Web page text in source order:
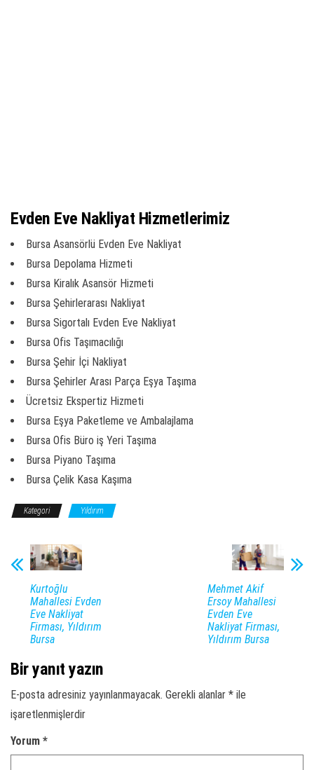
Evden Eve Nakliyat Hizmetlerimiz
Bursa Asansörlü Evden Eve Nakliyat
Bursa Depolama Hizmeti
Bursa Kiralık Asansör Hizmeti
Bursa Şehirlerarası Nakliyat
Bursa Sigortalı Evden Eve Nakliyat
Bursa Ofis Taşımacılığı
Bursa Şehir İçi Nakliyat
Bursa Şehirler Arası Parça Eşya Taşıma
Ücretsiz Ekspertiz Hizmeti
Bursa Eşya Paketleme ve Ambalajlama
Bursa Ofis Büro iş Yeri Taşıma
Bursa Piyano Taşıma
Bursa Çelik Kasa Kaşıma
Kategori Yıldırım
Kurtoğlu
Mahallesi Evden
Eve Nakliyat
Firması, Yıldırım
Bursa
Mehmet Akif
Ersoy Mahallesi
Evden Eve
Nakliyat Firması,
Yıldırım Bursa
Bir yanıt yazın
E-posta adresiniz yayınlanmayacak. Gerekli alanlar * ile
işaretlenmişlerdir
Yorum *